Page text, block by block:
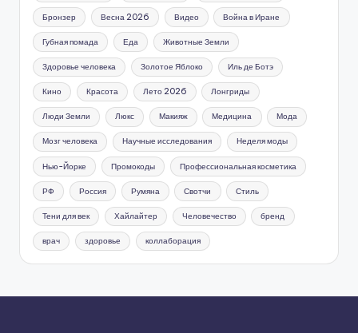
Бронзер Весна 2026 Видео Война в Иране
Губная помада Еда Животные Земли
Здоровье человека Золотое Яблоко Иль де Ботэ
Кино Красота Лето 2026 Лонгриды
Люди Земли Люкс Макияж Медицина Мода
Мозг человека Научные исследования Неделя моды
Нью-Йорке Промокоды Профессиональная косметика
РФ Россия Румяна Свотчи Стиль
Тени для век Хайлайтер Человечество бренд
врач здоровье коллаборация